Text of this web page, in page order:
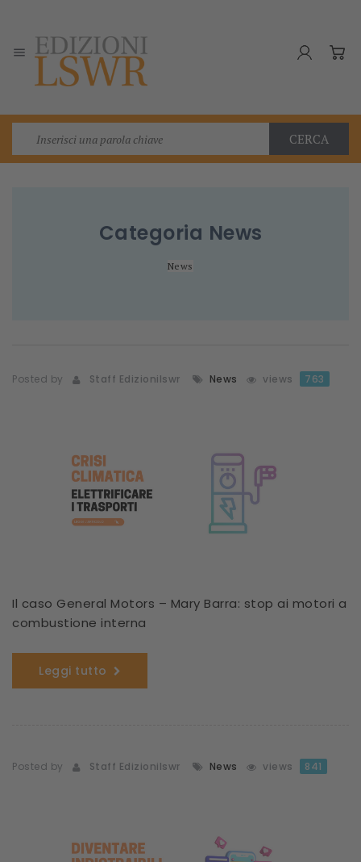

CERCA
Categoria News
News
Posted by Staff Edizionilswr News views 763
Il caso General Motors – Mary Barra: stop ai motori a
combustione interna
Leggi tutto
Posted by Staff Edizionilswr News views 841